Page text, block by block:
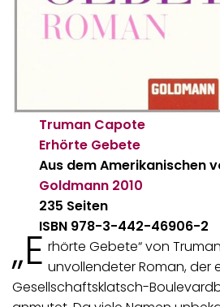
Truman Capote
Erhörte Gebete
Aus dem Amerikanischen
Goldmann 2010
235 Seiten
ISBN 978-3-442-46906-2
„E rhörte Gebete“ von
unvollendeter Roman, der
Gesellschaftsklatsch-